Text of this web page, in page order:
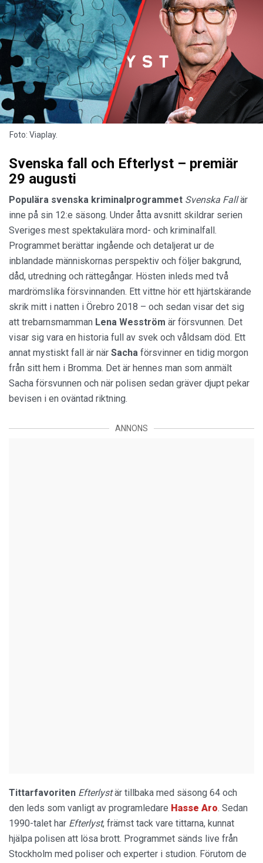
Foto: Viaplay.
Svenska fall och Efterlyst – premiär
29 augusti
Populära svenska kriminalprogrammet Svenska Fallär
inne på sin 12:e säsong. Under åtta avsnitt skildrar serien
Sveriges mest spektakulära mord- och kriminalfall.
Programmet berättar ingående och detaljerat ur de
inblandade människornas perspektiv och följer bakgrund,
dåd, utredning och rättegångar. Hösten inleds med två
mardrömslika försvinnanden. Ett vittne hör ett hjärtskärande
skrik mitt i natten i Örebro 2018 – och sedan visar det sig
att trebarnsmamman Lena Wesström är försvunnen. Det
visar sig vara en historia full av svek och våldsam död. Ett
annat mystiskt fall är när Sacha försvinner en tidig morgon
från sitt hem i Bromma. Det är hennes man som anmält
Sacha försvunnen och när polisen sedan gräver djupt pekar
bevisen i en oväntad riktning.
ANNONS
Tittarfavoriten Efterlystär tillbaka med säsong 64 och
den leds som vanligt av programledare Hasse Aro. Sedan
1990-talet har Efterlyst, främst tack vare tittarna, kunnat
hjälpa polisen att lösa brott. Programmet sänds live från
Stockholm med poliser och experter i studion. Förutom de